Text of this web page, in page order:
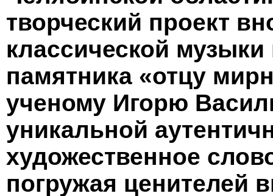
творческий проект
классической
памятника «отцу
ученому Игорю
уникальной
художественное
погружая ценителей